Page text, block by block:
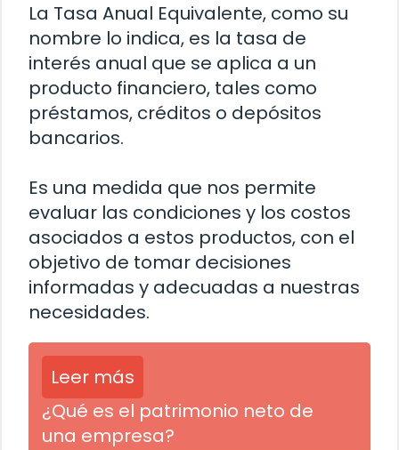
La Tasa Anual Equivalente, como su
nombre lo indica, es la tasa de
interés anual que se aplica a un
producto financiero, tales como
préstamos, créditos o depósitos
bancarios.
Es una medida que nos permite
evaluar las condiciones y los costos
asociados a estos productos, con el
objetivo de tomar decisiones
informadas y adecuadas a nuestras
necesidades.
Leer más
¿Qué es el patrimonio neto de
una empresa?